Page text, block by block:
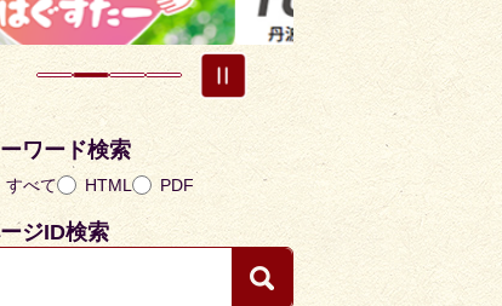
イ
ワード検索
すべて HTML PDF
ジID検索